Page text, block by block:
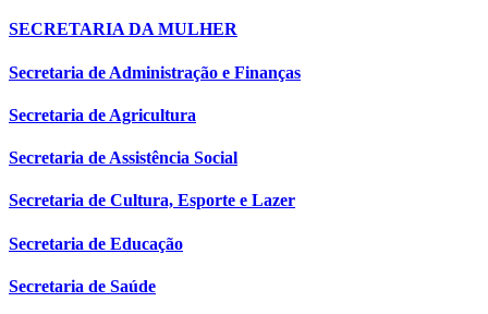
SECRETARIA DA MULHER
Secretaria de Administração e Finanças
Secretaria de Agricultura
Secretaria de Assistência Social
Secretaria de Cultura, Esporte e Lazer
Secretaria de Educação
Secretaria de Saúde